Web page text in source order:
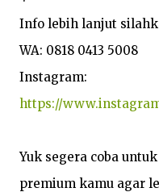
Info lebih lanjut
WA: 0818 0413 5008
https://
Yuk segera coba
premium kamu agar